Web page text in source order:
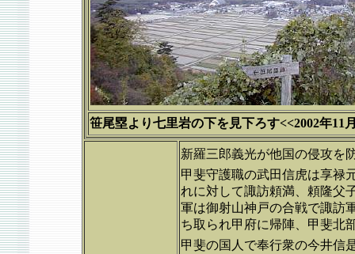
笹尾塁より七里岩の下を見下ろす<<2002年11
新羅三郎義光が他国の侵攻を
甲斐守護職の武田信虎は享禄
れに対して諏訪頼満、頼隆父
軍は御射山神戸の合戦で諏訪
ち取られ甲府に帰陣、甲斐北
甲斐の国人で奉行衆の今井信